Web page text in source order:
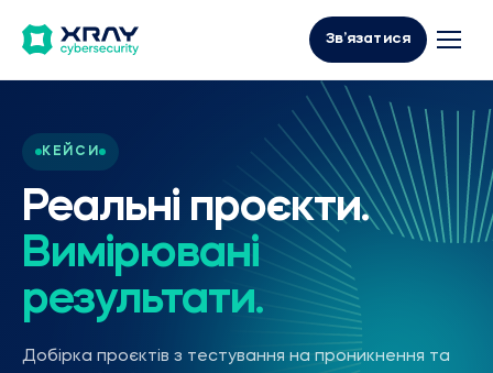
Зв’язатися
КЕЙСИ
Реальні проєкти.
Вимірювані
результати.
Добірка проєктів з тестування на проникнення та